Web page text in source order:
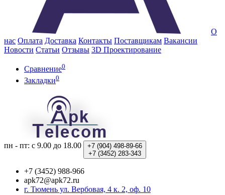
О
нас Оплата Доставка Контакты Поставщикам Вакансии
Новости Статьи Отзывы 3D Проектирование
Сравнение0
Закладки0
пн - пт: с 9.00 до 18.00 +7 (904) 498-89-66
+7 (3452) 283-343
+7 (3452) 988-966
apk72@apk72.ru
г. Тюмень ул. Вербовая, 4 к. 2, оф. 10